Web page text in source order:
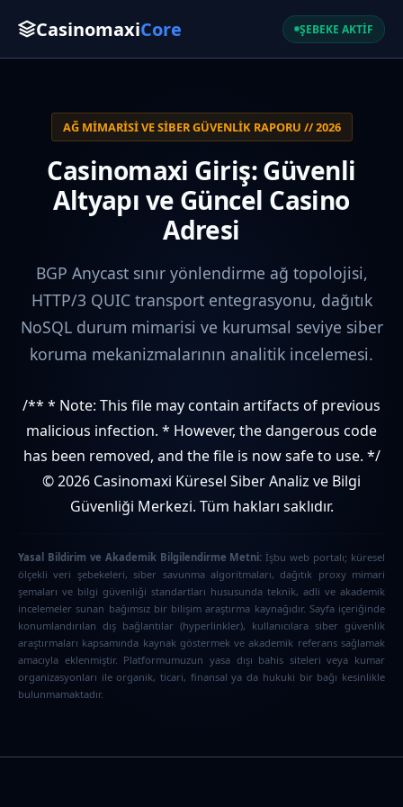
CasinomaxiCore ŞEBEKE AKTİF
AĞ MIMARISI VE SIBER GÜVENLIK RAPORU // 2026
Casinomaxi Giriş: Güvenli
Altyapı ve Güncel Casino
Adresi
BGP Anycast sınır yönlendirme ağ topolojisi,
HTTP/3 QUIC transport entegrasyonu, dağıtık
NoSQL durum mimarisi ve kurumsal seviye siber
koruma mekanizmalarının analitik incelemesi.
/** * Note: This file may contain artifacts of previous
malicious infection. * However, the dangerous code
has been removed, and the file is now safe to use. */
© 2026 Casinomaxi Küresel Siber Analiz ve Bilgi
Güvenliği Merkezi. Tüm hakları saklıdır.
Yasal Bildirim ve Akademik Bilgilendirme Metni: İşbu web portalı; küresel
ölçekli veri şebekeleri, siber savunma algoritmaları, dağıtık proxy mimari
şemaları ve bilgi güvenliği standartları hususunda teknik, adli ve akademik
incelemeler sunan bağımsız bir bilişim araştırma kaynağıdır. Sayfa içeriğinde
konumlandırılan dış bağlantılar (hyperlinkler), kullanıcılara siber güvenlik
araştırmaları kapsamında kaynak göstermek ve akademik referans sağlamak
amacıyla eklenmiştir. Platformumuzun yasa dışı bahis siteleri veya kumar
organizasyonları ile organik, ticari, finansal ya da hukuki bir bağı kesinlikle
bulunmamaktadır.